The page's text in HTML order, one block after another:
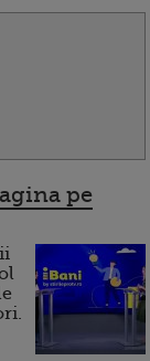
pe